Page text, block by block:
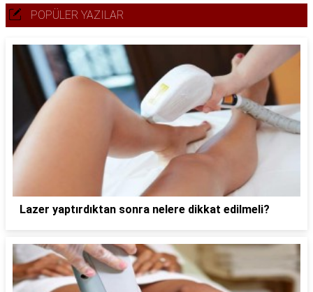
POPÜLER YAZILAR
Lazer yaptırdıktan sonra nelere dikkat edilmeli?